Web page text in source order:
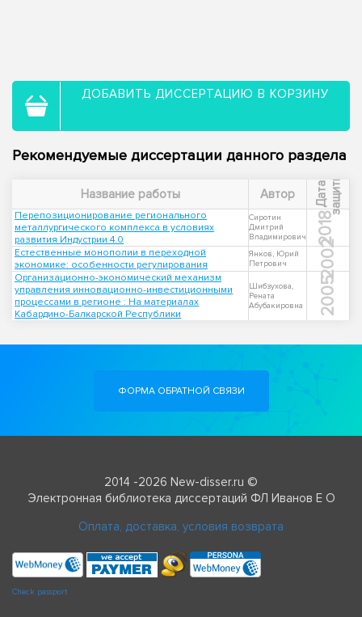
ДОБАВИТЬ ДИССЕРТАЦИЮ В КОРЗИНУ
Рекомендуемые диссертации данного раздела
Название работы Автор Д
а
т
а
з
а
щ
и
т ы
Перепозиционирование регионального
металлургического комплекса в условиях
развития Индустрии 4.0
Сиротин
Дмитрий
Владимирович
2018
Естественные монополии в переходной
экономике: особенности регулирования
Янков, Юрий
Петрович
2002
Организационно-экономический механизм
управления инновационно-инвестиционными
процессами в регионе : На материалах
Кабардино-Балкарской Республики
Шибзухова,
Рената
Абубакировна
2005
ФОРМА ОБРАТНОЙ СВЯЗИ
2014 -2026 New-disser.ru ©
Электронная библиотека диссертаций ФЛ Иванов Е О
Оплата, доставка, условия возврата
Check passport